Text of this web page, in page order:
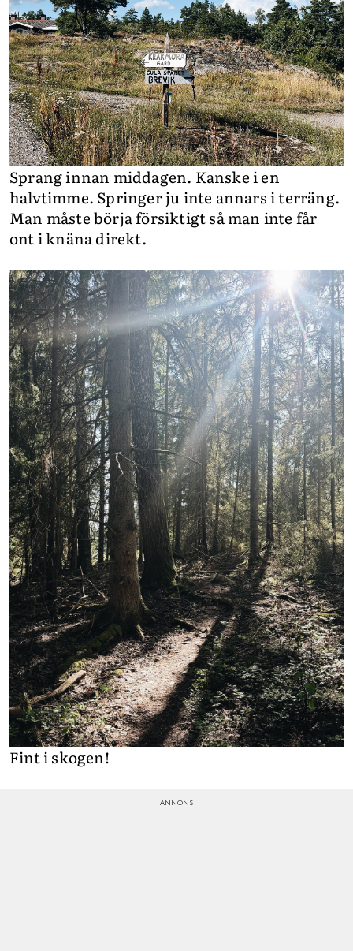
Sprang innan middagen. Kanske i en
halvtimme. Springer ju inte annars i terräng.
Man måste börja försiktigt så man inte får
ont i knäna direkt.
Fint i skogen!